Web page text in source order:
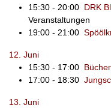
15:30 - 20:00 DRK
Veranstaltungen
19:00 - 21:00
12. Juni
15:30 - 17:00
17:00 - 18:30
13. Juni